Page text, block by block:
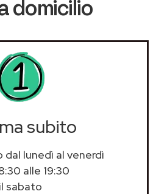
domicilio
subito
dal lunedì al venerdì
alle 19:30
il sabato